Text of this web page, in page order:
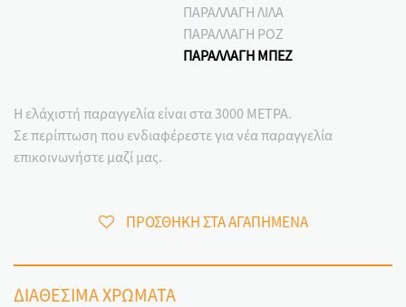
ΠΑΡΑΛΛΑΓΗ ΛΙΛΑ
ΠΑΡΑΛΛΑΓΗ ΡΟΖ
ΠΑΡΑΛΛΑΓΗ ΜΠΕΖ
Η ελάχιστή παραγγελία είναι στα 3000 ΜΕΤΡΑ.
Σε περίπτωση που ενδιαφέρεστε για νέα παραγγελία
επικοινωνήστε μαζί μας.
ΠΡΟΣΘΗΚΗ ΣΤΑ ΑΓΑΠΗΜΕΝΑ
ΔΙΑΘΕΣΙΜΑ ΧΡΩΜΑΤΑ